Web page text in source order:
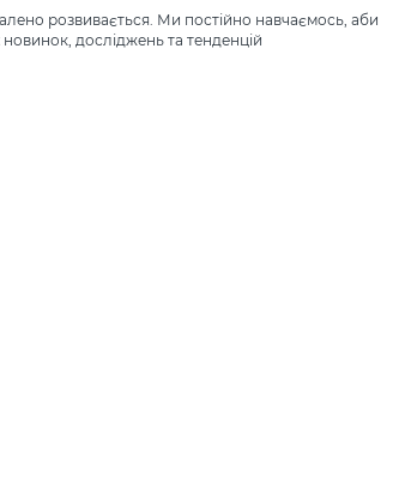
розвивається. Ми постійно навчаємось, аби
новинок, досліджень та тенденцій